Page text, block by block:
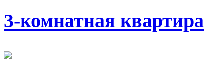
3-комнатная квартира